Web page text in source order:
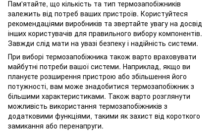
Пам'ятайте, що кількість та тип термозапобіжників
залежить від потреб ваших пристроїв. Користуйтеся
рекомендаціями виробників та звертайте увагу на досвід
інших користувачів для правильного вибору компонентів.
Завжди слід мати на увазі безпеку і надійність системи.
При виборі термозапобіжника також варто враховувати
майбутні потреби вашої системи. Наприклад, якщо ви
плануєте розширення пристрою або збільшення його
потужності, вам може знадобитися термозапобіжник з
більшими характеристиками. Також варто розглянути
можливість використання термозапобіжників з
додатковими функціями, такими як захист від короткого
замикання або перенапруги.